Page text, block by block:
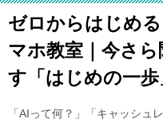
ゼロからはじめ
マホ教室｜今さら
す「はじめの一歩
「AIって何？」「キャッシ